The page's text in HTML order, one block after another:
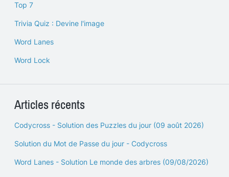
Top 7
Trivia Quiz : Devine l'image
Word Lanes
Word Lock
Articles récents
Codycross - Solution des Puzzles du jour (09 août 2026)
Solution du Mot de Passe du jour - Codycross
Word Lanes - Solution Le monde des arbres (09/08/2026)